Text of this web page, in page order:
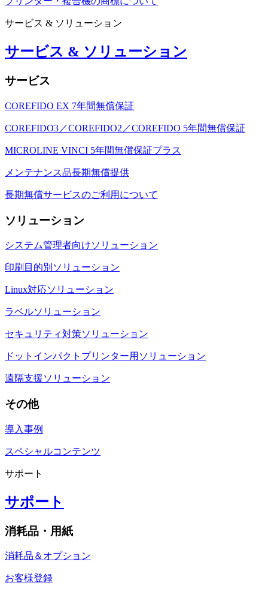
サービス & ソリューション
サービス & ソリューション
サービス
COREFIDO EX 7年間無償保証
COREFIDO3／COREFIDO2／COREFIDO 5年間無償保証
MICROLINE VINCI 5年間無償保証プラス
メンテナンス品長期無償提供
長期無償サービスのご利用について
ソリューション
システム管理者向けソリューション
印刷目的別ソリューション
Linux対応ソリューション
ラベルソリューション
セキュリティ対策ソリューション
ドットインパクトプリンター用ソリューション
遠隔支援ソリューション
その他
導入事例
スペシャルコンテンツ
サポート
サポート
消耗品・用紙
消耗品＆オプション
お客様登録